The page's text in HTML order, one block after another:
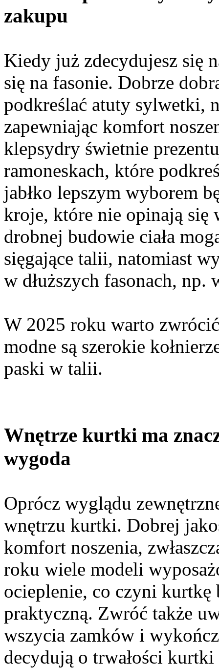
zakupu
Kiedy już zdecydujesz się
się na fasonie. Dobrze
podkreślać atuty sylwetki,
zapewniając komfort
klepsydry świetnie
ramoneskach, które
jabłko lepszym wyborem
kroje, które nie opinają się
drobnej budowie ciała
sięgające talii, natomiast
w dłuższych fasonach, np.
W 2025 roku warto
modne są szerokie
paski w talii.
Wnętrze kurtki ma
wygoda
Oprócz wyglądu
wnętrzu kurtki. Dobrej
komfort noszenia,
roku wiele modeli
ocieplenie, co czyni kurtkę
praktyczną. Zwróć także
wszycia zamków i
decydują o trwałości